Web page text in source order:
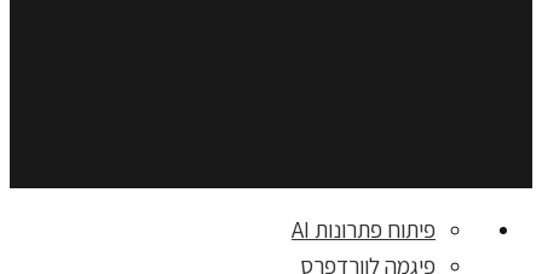
פיתוח פתרונות AI
פיגמה לוורדפרס